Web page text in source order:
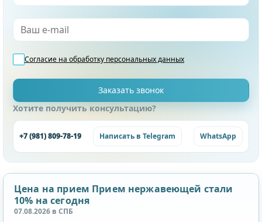
Согласие на обработку персональных данных
Хотите получить консультацию?
+7 (981) 809-78-19 Написать в Telegram WhatsApp
Цена на прием Прием нержавеющей стали
10% на сегодня
07.08.2026 в СПБ